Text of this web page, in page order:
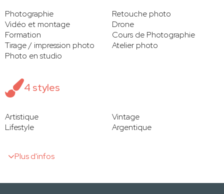
Photographie
Retouche photo
Vidéo et montage
Drone
Formation
Cours de Photographie
Tirage / impression photo
Atelier photo
Photo en studio
4 styles
Artistique
Vintage
Lifestyle
Argentique
Plus d'infos